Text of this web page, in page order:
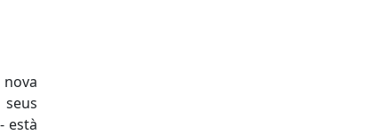
està